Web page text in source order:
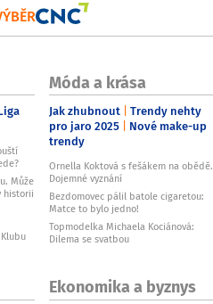
Může
historii
Móda a krása
Jak zhubnout Trendy nehty
pro jaro 2025 Nové make-up
trendy
Ornella Koktová s fešákem na obědě.
Dojemné vyznání
Bezdomovec pálil batole cigaretou:
Matce to bylo jedno!
Topmodelka Michaela Kociánová:
Dilema se svatbou
Ekonomika a byznys